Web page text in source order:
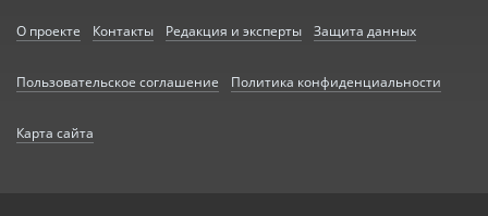
О проекте Контакты Редакция и эксперты Защита данных
Пользовательское соглашение Политика конфиденциальности
Карта сайта